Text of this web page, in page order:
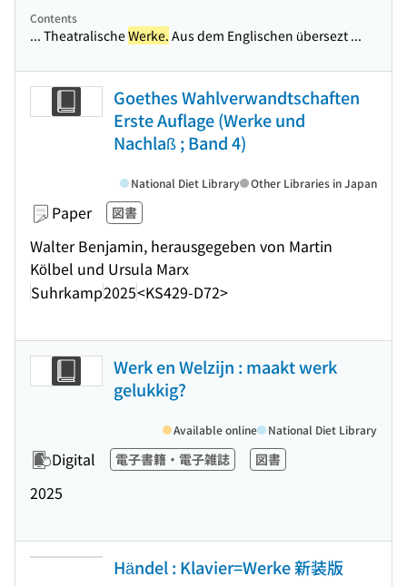
Contents
... TheatralischeWerke. Aus dem Englischen übersezt ...
Goethes Wahlverwandtschaften
Erste Auflage (Werke und
Nachlaß ; Band 4)
Paper 図書
Walter Benjamin, herausgegeben von Martin
Kölbel und Ursula Marx
Suhrkamp2025<KS429-D72>
National Diet Library Other Libraries in Japan
Werk en Welzijn : maakt werk
gelukkig?
Digital 電子書籍・電子雑誌 図書
2025
Available online National Diet Library
Händel : Klavier=Werke 新装版